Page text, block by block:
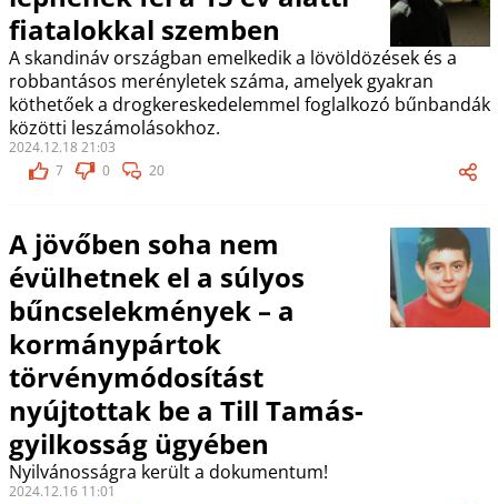
fiatalokkal szemben
A skandináv országban emelkedik a lövöldözések és a
robbantásos merényletek száma, amelyek gyakran
köthetőek a drogkereskedelemmel foglalkozó bűnbandák
közötti leszámolásokhoz.
2024.12.18 21:03
7
0 20
A jövőben soha nem
évülhetnek el a súlyos
bűncselekmények – a
kormánypártok
törvénymódosítást
nyújtottak be a Till Tamás-
gyilkosság ügyében
Nyilvánosságra került a dokumentum!
2024.12.16 11:01